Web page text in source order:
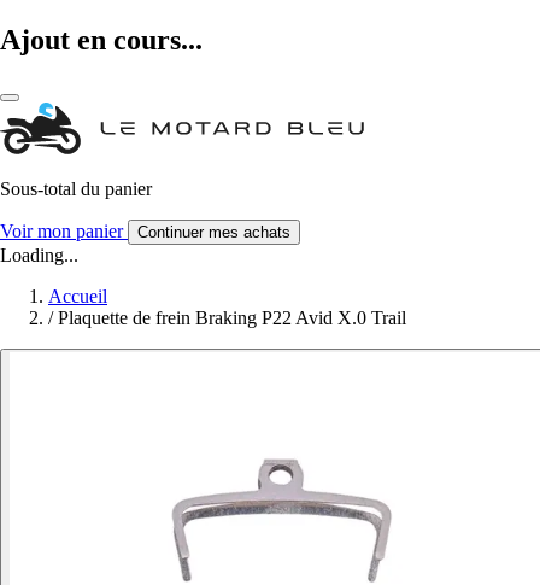
Ajout en cours...
Sous-total du panier
Voir mon panier Continuer mes achats
Loading...
Accueil
/ Plaquette de frein Braking P22 Avid X.0 Trail